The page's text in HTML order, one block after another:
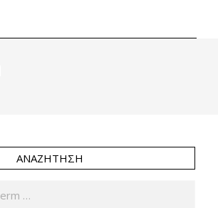
ΑΝΑΖΉΤΗΣΗ